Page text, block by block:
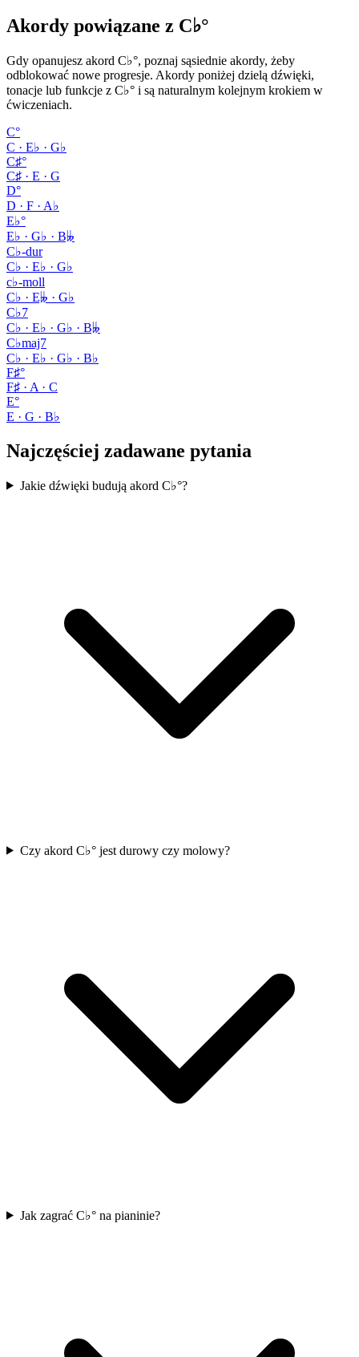
Akordy powiązane z C♭°
Gdy opanujesz akord C♭°, poznaj sąsiednie akordy, żeby
odblokować nowe progresje. Akordy poniżej dzielą dźwięki,
tonacje lub funkcje z C♭° i są naturalnym kolejnym krokiem w
ćwiczeniach.
C°
C · E♭ · G♭
C♯°
C♯ · E · G
D°
D · F · A♭
E♭°
E♭ · G♭ · B𝄫
C♭-dur
C♭ · E♭ · G♭
c♭-moll
C♭ · E𝄫 · G♭
C♭7
C♭ · E♭ · G♭ · B𝄫
C♭maj7
C♭ · E♭ · G♭ · B♭
F♯°
F♯ · A · C
E°
E · G · B♭
Najczęściej zadawane pytania
Jakie dźwięki budują akord C♭°?
Czy akord C♭° jest durowy czy molowy?
Jak zagrać C♭° na pianinie?